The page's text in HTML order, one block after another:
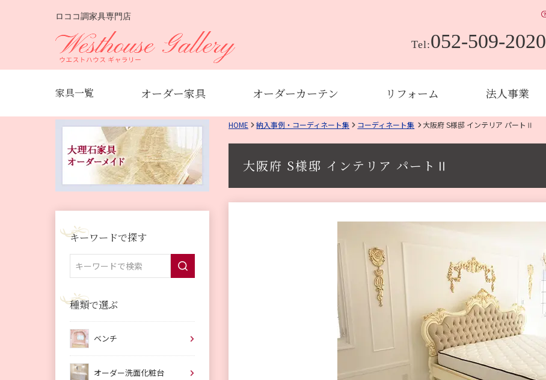
ロココ調家具専門店
Tel:052-509-2020
家具一覧 オーダー家具 オーダーカーテン リフォーム 法人事業
HOME 納入事例・コーディネート集 コーディネート集 大阪府 S様邸 インテリア パートⅡ
大阪府 S様邸 インテリア パートⅡ
キーワードで探す
種類で選ぶ
ベンチ
オーダー洗面化粧台